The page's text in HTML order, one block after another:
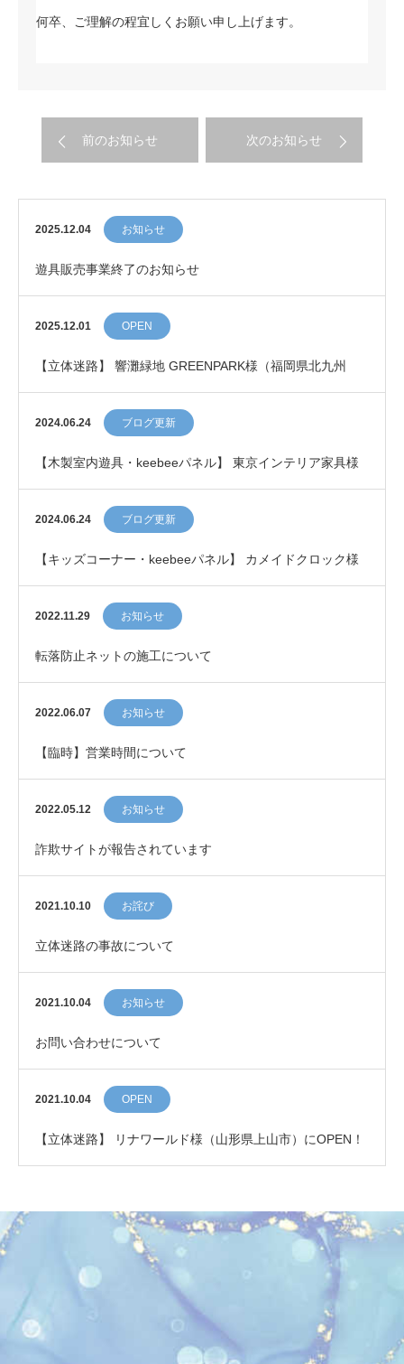
何卒、ご理解の程宜しくお願い申し上げます。
前のお知らせ 次のお知らせ
2025.12.04 お知らせ
遊具販売事業終了のお知らせ
2025.12.01 OPEN
【立体迷路】 響灘緑地 GREENPARK様（福岡県北九州
市）にOPEN！
2024.06.24 ブログ更新
【木製室内遊具・keebeeパネル】 東京インテリア家具様
に導入しました
2024.06.24 ブログ更新
【キッズコーナー・keebeeパネル】 カメイドクロック様
に導入しました
2022.11.29 お知らせ
転落防止ネットの施工について
2022.06.07 お知らせ
【臨時】営業時間について
2022.05.12 お知らせ
詐欺サイトが報告されています
2021.10.10 お詫び
立体迷路の事故について
2021.10.04 お知らせ
お問い合わせについて
2021.10.04 OPEN
【立体迷路】 リナワールド様（山形県上山市）にOPEN！